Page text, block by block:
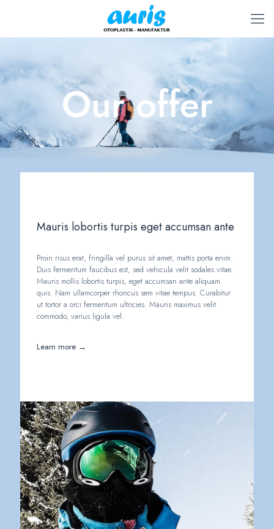
Our offer
Mauris lobortis turpis eget accumsan ante
Proin risus erat, fringilla vel purus sit amet, mattis porta enim.
Duis fermentum faucibus est, sed vehicula velit sodales vitae.
Mauris mollis lobortis turpis, eget accumsan ante aliquam
quis. Nam ullamcorper rhoncus sem vitae tempus. Curabitur
ut tortor a orci fermentum ultricies. Mauris maximus velit
commodo, varius ligula vel.
Learn more →